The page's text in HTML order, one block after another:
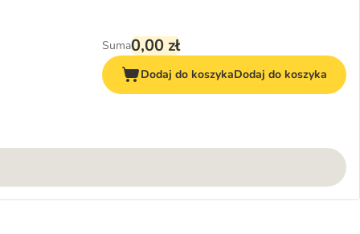
400 g
Suma0,00 zł
Dodaj do koszykaDodaj do koszyka